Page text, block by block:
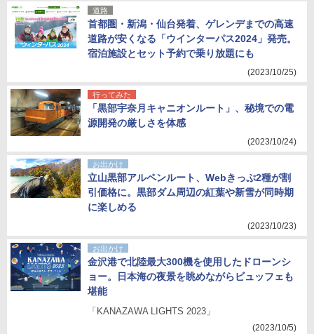
道路
首都圏・新潟・仙台発着、ゲレンデまでの高速
道路が安くなる「ウインターパス2024」発売。
宿泊施設とセット予約で乗り放題にも
(2023/10/25)
行ってみた
「黒部宇奈月キャニオンルート」、秘境での電
源開発の厳しさを体感
(2023/10/24)
お出かけ
立山黒部アルペンルート、Webきっぷ2種が割
引価格に。黒部ダム周辺の紅葉や新雪が同時期
に楽しめる
(2023/10/23)
お出かけ
金沢港で北陸最大300機を使用したドローンシ
ョー。日本海の夜景を眺めながらビュッフェも
堪能
「KANAZAWA LIGHTS 2023」
(2023/10/5)